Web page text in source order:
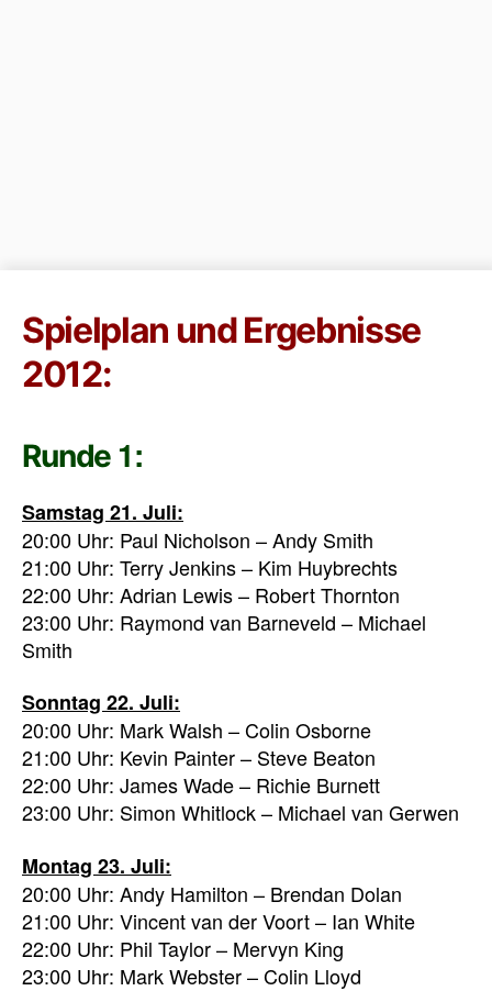
Spielplan und Ergebnisse
2012:
Runde 1:
Samstag 21. Juli:
20:00 Uhr: Paul Nicholson – Andy Smith
21:00 Uhr: Terry Jenkins – Kim Huybrechts
22:00 Uhr: Adrian Lewis – Robert Thornton
23:00 Uhr: Raymond van Barneveld – Michael
Smith
Sonntag 22. Juli:
20:00 Uhr: Mark Walsh – Colin Osborne
21:00 Uhr: Kevin Painter – Steve Beaton
22:00 Uhr: James Wade – Richie Burnett
23:00 Uhr: Simon Whitlock – Michael van Gerwen
Montag 23. Juli:
20:00 Uhr: Andy Hamilton – Brendan Dolan
21:00 Uhr: Vincent van der Voort – Ian White
22:00 Uhr: Phil Taylor – Mervyn King
23:00 Uhr: Mark Webster – Colin Lloyd